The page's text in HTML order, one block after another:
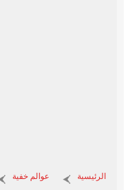
الرئيسية عوالم خفية